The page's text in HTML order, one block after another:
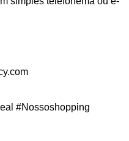
#Nossoshopping